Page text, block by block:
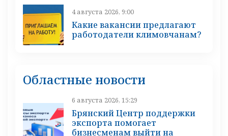
4 августа 2026, 9:00
Какие вакансии предлагают
работодатели климовчанам?
Областные новости
6 августа 2026, 15:29
Брянский Центр поддержки
экспорта помогает
бизнесменам выйти на